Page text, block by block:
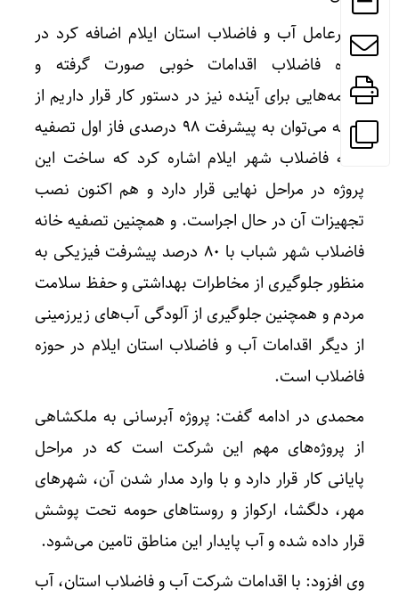
مدیرعامل آب و فاضلاب استان ایلام اضافه کرد در
حوزه فاضلاب اقدامات خوبی صورت گرفته و
برنامه‌هایی برای آینده نیز در دستور کار قرار داریم از
جمله می‌توان به پیشرفت ۹۸ درصدی فاز اول تصفیه
خانه فاضلاب شهر ایلام اشاره کرد که ساخت این
پروژه در مراحل نهایی قرار دارد و هم اکنون نصب
تجهیزات آن در حال اجراست. و همچنین تصفیه خانه
فاضلاب شهر شباب با ۸۰ درصد پیشرفت فیزیکی به
منظور جلوگیری از مخاطرات بهداشتی و حفظ سلامت
مردم و همچنین جلوگیری از آلودگی آب‌های زیرزمینی
از دیگر اقدامات آب و فاضلاب استان ایلام در حوزه
فاضلاب است.
محمدی در ادامه گفت: پروژه آبرسانی به ملکشاهی
از پروژه‌های مهم این شرکت است که در مراحل
پایانی کار قرار دارد و با وارد مدار شدن آن، شهرهای
مهر، دلگشا، ارکواز و روستاهای حومه تحت پوشش
قرار داده شده و آب پایدار این مناطق تامین می‌شود.
وی افزود: با اقدامات شرکت آب و فاضلاب استان، آب